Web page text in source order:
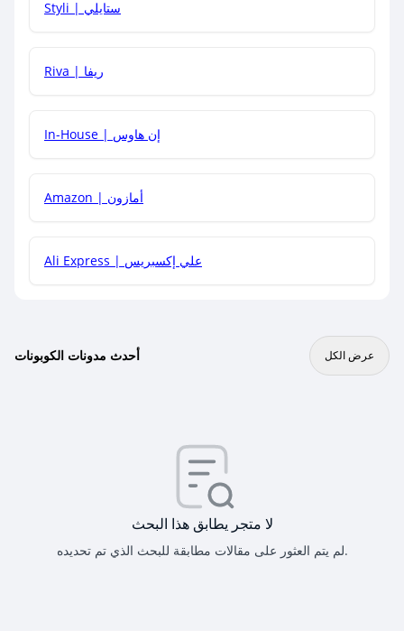
هل يمكنني جمع كود خصم مع العروض الأخرى؟
Styli | ستايلي
Riva | ريفا
In-House | إن هاوس
Amazon | أمازون
Ali Express | علي إكسبريس
أحدث مدونات الكوبونات عرض الكل
لا متجر يطابق هذا البحث
لم يتم العثور على مقالات مطابقة للبحث الذي تم تحديده.